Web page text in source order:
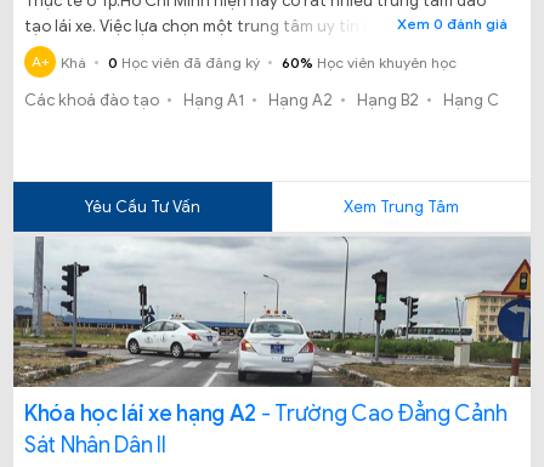
tạo lái xe. Việc lựa chọn một trung tâm uy tín là hết sức khó
khăn. Vậy chúng ta có nên theo học tại Trung tâm đào tạo lái xe
Đông Dương không?
Xem 0 đánh giá
A+ Khá 0 Học viên đã đăng ký 60% Học viên khuyên học
Các khoá đào tạo Hạng A1 Hạng A2 Hạng B2 Hạng C
Yêu Cầu Tư Vấn Xem Trung Tâm
Khóa học lái xe hạng A2 - Trường Cao Đẳng Cảnh
Sát Nhân Dân II